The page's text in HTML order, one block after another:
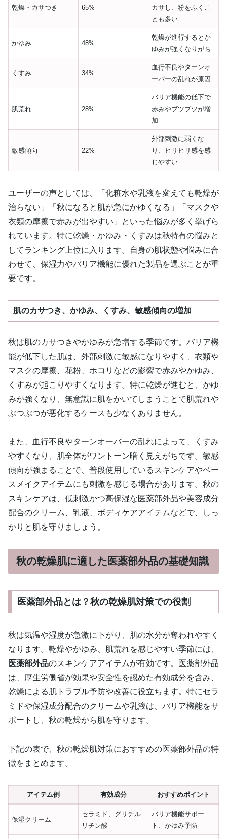
乾燥・カサつき 65%
カサし、粉をふくこ
とも多い
かゆみ 48%
乾燥が進行するとか
ゆみが強くなりがち
くすみ 34%
血行不良やターンオ
ーバーの乱れが原因
肌荒れ 28%
バリア機能の低下で
赤みやブツブツが増
加
敏感傾向 22%
外部刺激に弱くな
り、ヒリヒリ感を感
じやすい
ユーザーの声としては、「化粧水や乳液を変えても乾燥が
治らない」「秋になると肌が急にかゆくなる」「マスクや
衣類の摩擦で赤みが出やすい」といった悩みが多く挙げら
れています。特に乾燥・かゆみ・くすみは秋特有の悩みと
してランキング上位に入ります。自身の肌状態や悩みに合
わせて、保湿力やバリア機能に優れた製品を選ぶことが重
要です。
肌のカサつき、かゆみ、くすみ、敏感傾向の増加
秋は肌のカサつきやかゆみが急増する季節です。バリア機
能が低下した肌は、外部刺激に敏感になりやすく、衣類や
マスクの摩擦、花粉、ホコリなどの影響で赤みやかゆみ、
くすみが起こりやすくなります。特に乾燥が進むと、かゆ
みが強くなり、無意識に肌をかいてしまうことで肌荒れや
ぶつぶつが悪化するケースも少なくありません。
また、血行不良やターンオーバーの乱れによって、くすみ
やすくなり、肌全体がワントーン暗く見えがちです。敏感
傾向が強まることで、普段使用しているスキンケアやベー
スメイクアイテムにも刺激を感じる場合があります。秋の
スキンケアは、低刺激かつ高保湿な医薬部外品や美容成分
配合のクリーム、乳液、ボディケアアイテムなどで、しっ
かりと肌を守りましょう。
秋の乾燥肌に適した医薬部外品の基礎知識
医薬部外品とは？秋の乾燥肌対策での役割
秋は気温や湿度が急激に下がり、肌の水分が奪われやすく
なります。乾燥やかゆみ、肌荒れを感じやすい季節には、
医薬部外品のスキンケアアイテムが有効です。医薬部外品
は、厚生労働省が効果や安全性を認めた有効成分を含み、
乾燥による肌トラブル予防や改善に役立ちます。特にセラ
ミドや保湿成分配合のクリームや乳液は、バリア機能をサ
ポートし、秋の乾燥から肌を守ります。
下記の表で、秋の乾燥肌対策におすすめの医薬部外品の特
徴をまとめます。
アイテム例 有効成分 おすすめポイント
保湿クリーム
セラミド、グリチル
リチン酸
バリア機能サポー
ト、かゆみ予防